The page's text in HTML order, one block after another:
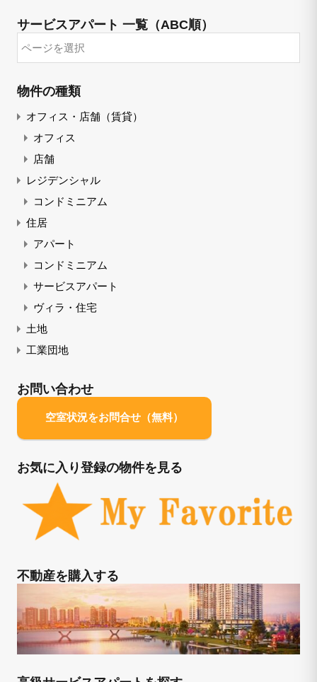
サービスアパート 一覧（ABC順）
物件の種類
オフィス・店舗（賃貸）
オフィス
店舗
レジデンシャル
コンドミニアム
住居
アパート
コンドミニアム
サービスアパート
ヴィラ・住宅
土地
工業団地
お問い合わせ
空室状況をお問合せ（無料）
お気に入り登録の物件を見る
不動産を購入する